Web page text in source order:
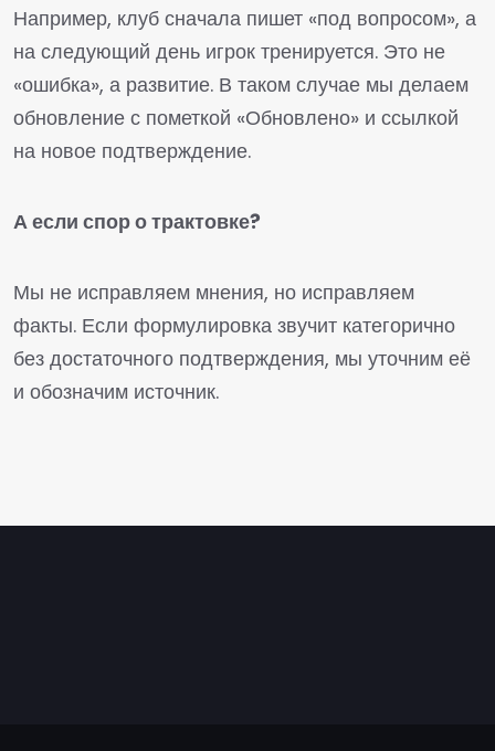
Например, клуб сначала пишет «под вопросом», а
на следующий день игрок тренируется. Это не
«ошибка», а развитие. В таком случае мы делаем
обновление с пометкой «Обновлено» и ссылкой
на новое подтверждение.
А если спор о трактовке?
Мы не исправляем мнения, но исправляем
факты. Если формулировка звучит категорично
без достаточного подтверждения, мы уточним её
и обозначим источник.